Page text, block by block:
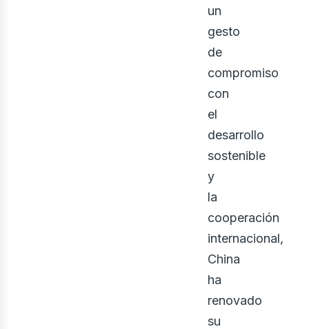
un
gesto
de
compromiso
con
el
desarrollo
sostenible
y
la
cooperación
internacional,
China
ha
renovado
su